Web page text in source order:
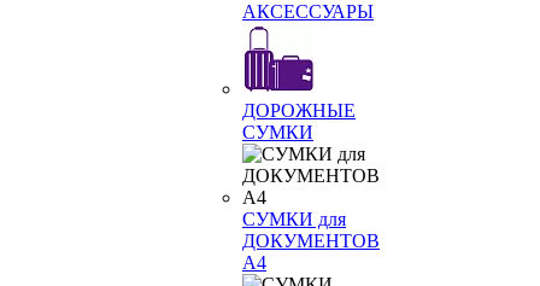
АКСЕССУАРЫ
ДОРОЖНЫЕ
СУМКИ
СУМКИ для
ДОКУМЕНТОВ
А4